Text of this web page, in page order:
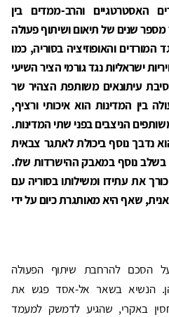
האסטרטגיים והרב-ממדים בין
שנים של תיאום ושיתוף פעולה
המורדים והאופוזיציה בסוריה, כמו
ישראליות נגד גורמי הציר השיעי
עיתונאים משותפת הצהיר שר
בין המדינות הוא איכותי ורציף,
הניצבים בפני שתי המדינות.
נדבך נוסף ביכולת לאתגר צבאית
נוסף במאבק ההישרדות שלו.
את עתידו ומשילותו בסוריה עם
שאף היא מאותגרת כיום על ידי
הסכם להרחבת שיתוף הפעולה
הנשיא בשאר אל-אסד פגש את
באקרי, שהגיע לדמשק למעמד